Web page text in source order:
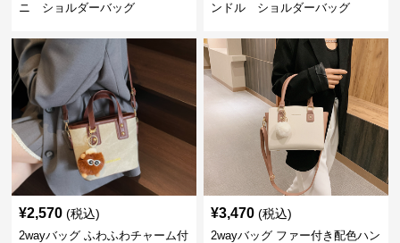
ニ ショルダーバッグ
ンドル ショルダーバッグ
¥2,570 (税込)
2wayバッグ ふわふわチャーム付
¥3,470 (税込)
2wayバッグ ファー付き配色ハン